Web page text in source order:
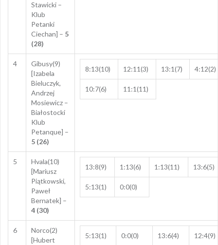
Stawicki –
Klub
Petanki
Ciechan] – 5
(28)
4
Gibusy(9)
[Izabela
Bieluczyk,
Andrzej
Mosiewicz –
Białostocki
Klub
Petanque] –
5 (26)
8:13(10) 12:11(3) 13:1(7) 4:12(2)
10:7(6) 11:1(11)
5
Hvala(10)
[Mariusz
Piątkowski,
Paweł
Bernatek] –
4 (30)
13:8(9) 1:13(6) 1:13(11) 13:6(5)
5:13(1) 0:0(0)
6
Norco(2)
[Hubert
5:13(1) 0:0(0) 13:6(4) 12:4(9)